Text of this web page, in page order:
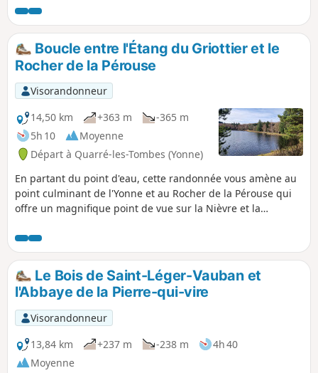
deux reprises, mais c'est très accessible
pour quelqu'un qui marche régulièrement,
ne vous inquiétez pas.
Boucle entre l'Étang du Griottier et le
Rocher de la Pérouse
Visorandonneur
14,50 km
+363 m
-365 m
5h 10
Moyenne
Départ à Quarré-les-Tombes (Yonne)
En partant du point d'eau, cette randonnée vous amène au
point culminant de l'Yonne et au Rocher de la Pérouse qui
offre un magnifique point de vue sur la Nièvre et la
Le Bois de Saint-Léger-Vauban et
l'Abbaye de la Pierre-qui-vire
Visorandonneur
13,84 km
+237 m -238 m
4h 40
Moyenne